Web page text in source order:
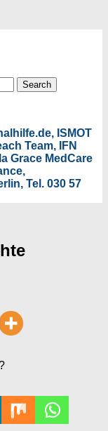
ISMOT
Team, IFN
Grace MedCare
Tel. 030 57